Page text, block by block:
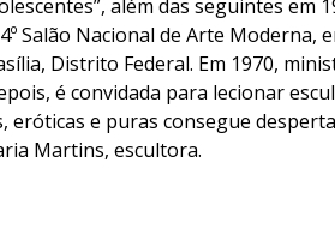
além das seguintes em
Salão Nacional de Arte Moderna,
Distrito Federal. Em 1970,
é convidada para lecionar
e puras consegue
Martins, escultora.